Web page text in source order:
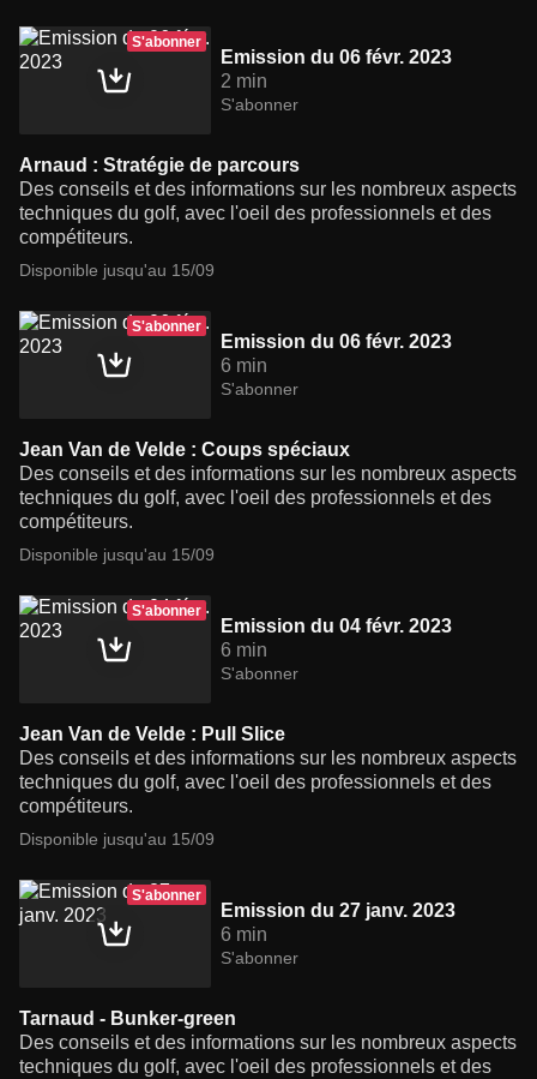
S'abonner
Emission du 06 févr. 2023
2 min
S'abonner
Arnaud : Stratégie de parcours
Des conseils et des informations sur les nombreux aspects
techniques du golf, avec l'oeil des professionnels et des
compétiteurs.
Disponible jusqu'au 15/09
S'abonner
Emission du 06 févr. 2023
6 min
S'abonner
Jean Van de Velde : Coups spéciaux
Des conseils et des informations sur les nombreux aspects
techniques du golf, avec l'oeil des professionnels et des
compétiteurs.
Disponible jusqu'au 15/09
S'abonner
Emission du 04 févr. 2023
6 min
S'abonner
Jean Van de Velde : Pull Slice
Des conseils et des informations sur les nombreux aspects
techniques du golf, avec l'oeil des professionnels et des
compétiteurs.
Disponible jusqu'au 15/09
S'abonner
Emission du 27 janv. 2023
6 min
S'abonner
Tarnaud - Bunker-green
Des conseils et des informations sur les nombreux aspects
techniques du golf, avec l'oeil des professionnels et des